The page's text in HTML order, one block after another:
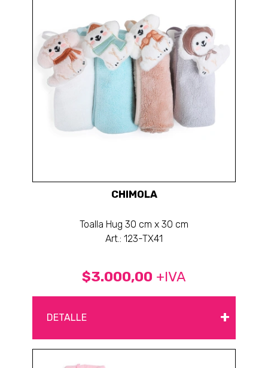
CHIMOLA
Toalla Hug 30 cm x 30 cm
Art.: 123-TX41
$3.000,00 +IVA
DETALLE +